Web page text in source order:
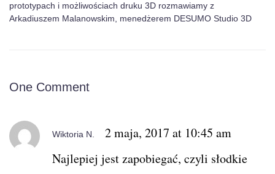
prototypach i możliwościach druku 3D rozmawiamy z
Arkadiuszem Malanowskim, menedżerem DESUMO Studio 3D
One Comment
Wiktoria N.
2 maja, 2017 at 10:45 am
Najlepiej jest zapobiegać, czyli słodkie